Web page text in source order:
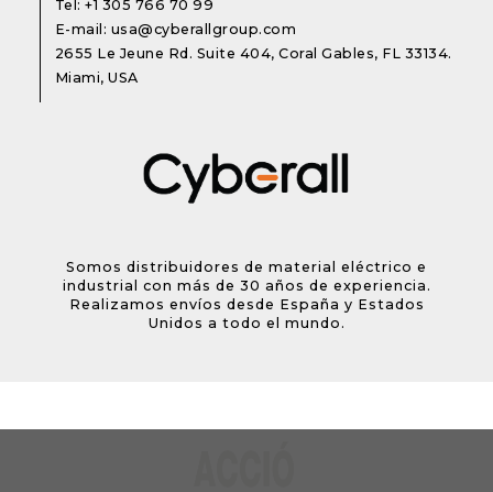
Tel:+1 305 766 70 99
E-mail: usa@cyberallgroup.com
2655 Le Jeune Rd. Suite 404, Coral Gables, FL 33134.
Miami, USA
Somos distribuidores de material eléctrico e
industrial con más de 30 años de experiencia.
Realizamos envíos desde España y Estados
Unidos a todo el mundo.